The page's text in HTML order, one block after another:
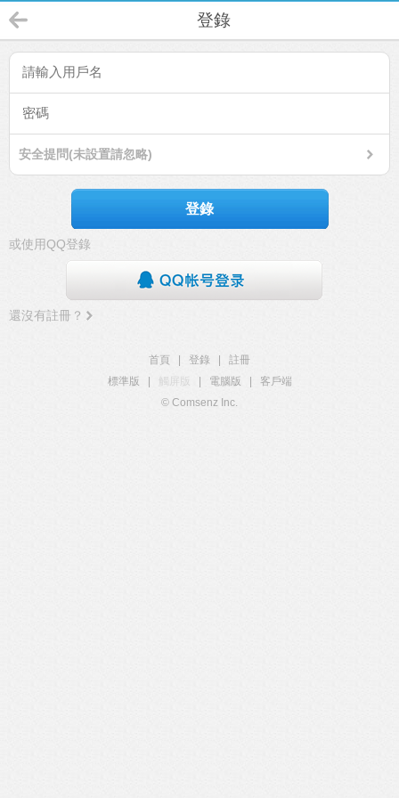
登錄
安全提問(未設置請忽略)
登錄
或使用QQ登錄
還沒有註冊？
首頁 登錄
註冊
標準版
觸屏版 電腦版
客戶端
© Comsenz Inc.